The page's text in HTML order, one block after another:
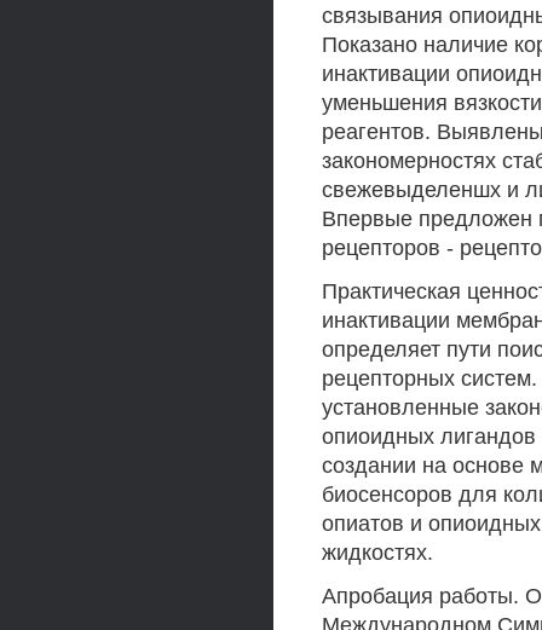
связывания
Показано наличие
инактивации
уменьшения
реагентов.
закономерностях
свежевыделеншх и
Впервые предложен
рецепторов -
Практическая
инактивации
определяет пути
рецепторных
установленные
опиоидных лигандов
создании на основе
биосенсоров для
опиатов и
жидкостях.
Апробация работы.
Международном